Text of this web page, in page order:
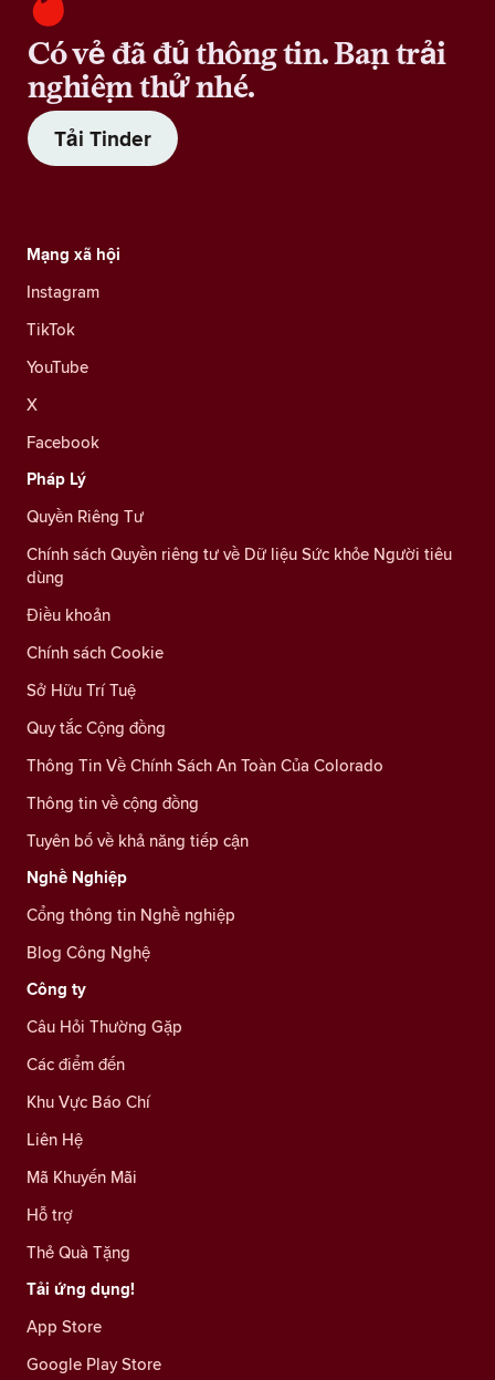
Có vẻ đã đủ thông tin. Bạn trải
nghiệm thử nhé.
Tải Tinder
Mạng xã hội
Instagram
TikTok
YouTube
X
Facebook
Pháp Lý
Quyền Riêng Tư
Chính sách Quyền riêng tư về Dữ liệu Sức khỏe Người tiêu
dùng
Điều khoản
Chính sách Cookie
Sở Hữu Trí Tuệ
Quy tắc Cộng đồng
Thông Tin Về Chính Sách An Toàn Của Colorado
Thông tin về cộng đồng
Tuyên bố về khả năng tiếp cận
Nghề Nghiệp
Cổng thông tin Nghề nghiệp
Blog Công Nghệ
Công ty
Câu Hỏi Thường Gặp
Các điểm đến
Khu Vực Báo Chí
Liên Hệ
Mã Khuyến Mãi
Hỗ trợ
Thẻ Quà Tặng
Tải ứng dụng!
App Store
Google Play Store